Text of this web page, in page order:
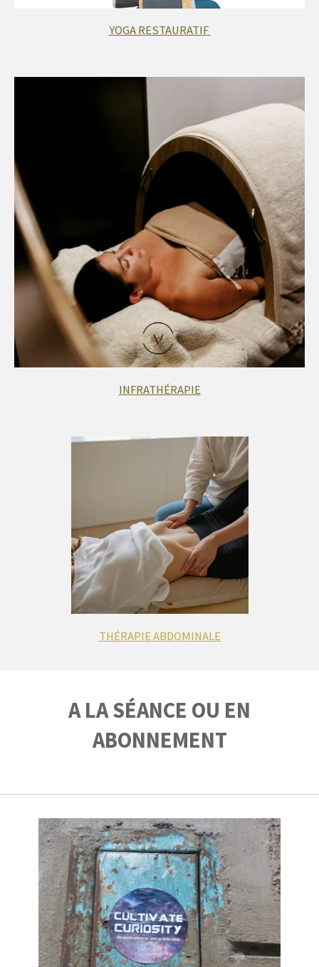
YOGA RESTAURATIF
INFRATHÉRAPIE
THÉRAPIE ABDOMINALE
A LA SÉANCE OU EN
ABONNEMENT